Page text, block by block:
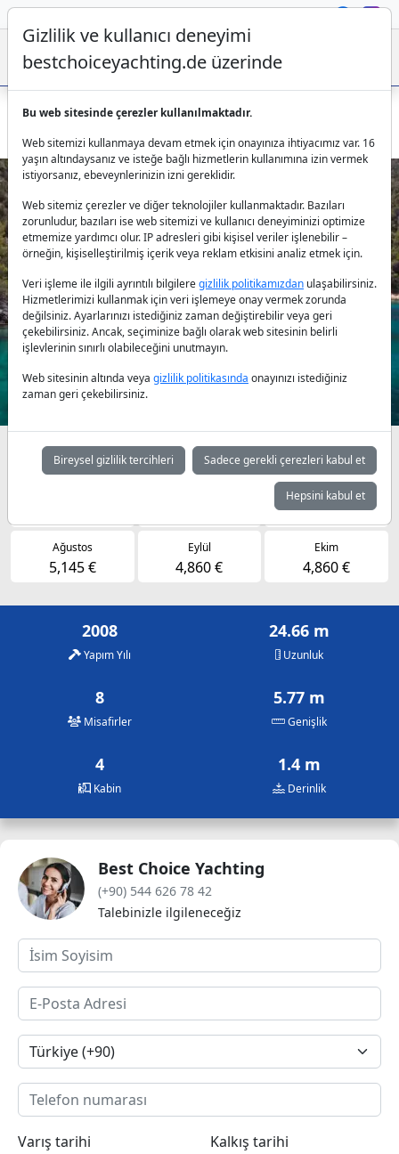
Yunanistan Lüks Motor Yat Kiralama - For Ever 4 Kabinli
Previous Next
Müsaitlik durumuna göre günlük fiyatlar
Temmuz
5,145 €
Ağustos
5,145 €
Eylül
4,860 €
Ekim
4,860 €
2008
Yapım Yılı
24.66 m
Uzunluk
8
Misafirler
5.77 m
Genişlik
4
Kabin
1.4 m
Derinlik
Best Choice Yachting
(+90) 544 626 78 42
Talebinizle ilgileneceğiz
Varış tarihi Kalkış tarihi
Gizlilik ve kullanıcı deneyimi
bestchoiceyachting.de üzerinde
Bu web sitesinde çerezler kullanılmaktadır.
Web sitemizi kullanmaya devam etmek için onayınıza ihtiyacımız var. 16
yaşın altındaysanız ve isteğe bağlı hizmetlerin kullanımına izin vermek
istiyorsanız, ebeveynlerinizin izni gereklidir.
Web sitemiz çerezler ve diğer teknolojiler kullanmaktadır. Bazıları
zorunludur, bazıları ise web sitemizi ve kullanıcı deneyiminizi optimize
etmemize yardımcı olur. IP adresleri gibi kişisel veriler işlenebilir –
örneğin, kişiselleştirilmiş içerik veya reklam etkisini analiz etmek için.
Veri işleme ile ilgili ayrıntılı bilgileregizlilik politikamızdan ulaşabilirsiniz.
Hizmetlerimizi kullanmak için veri işlemeye onay vermek zorunda
değilsiniz. Ayarlarınızı istediğiniz zaman değiştirebilir veya geri
çekebilirsiniz. Ancak, seçiminize bağlı olarak web sitesinin belirli
işlevlerinin sınırlı olabileceğini unutmayın.
Web sitesinin altında veya gizlilik politikasında onayınızı istediğiniz
zaman geri çekebilirsiniz.
Bireysel gizlilik tercihleri Sadece gerekli çerezleri kabul et
Hepsini kabul et